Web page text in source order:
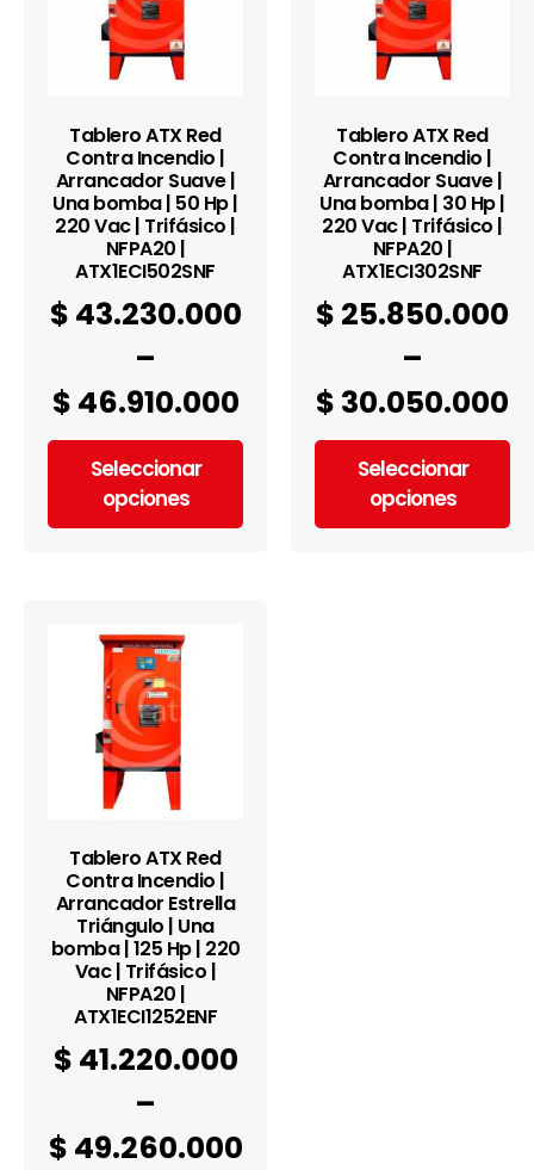
Tablero ATX Red
Contra Incendio |
Arrancador Suave |
Una bomba | 50 Hp |
220 Vac | Trifásico |
NFPA20 |
ATX1ECI502SNF
$ 43.230.000
–
$ 46.910.000
Seleccionar
opciones
Tablero ATX Red
Contra Incendio |
Arrancador Suave |
Una bomba | 30 Hp |
220 Vac | Trifásico |
NFPA20 |
ATX1ECI302SNF
$ 25.850.000
–
$ 30.050.000
Seleccionar
opciones
Tablero ATX Red
Contra Incendio |
Arrancador Estrella
Triángulo | Una
bomba | 125 Hp | 220
Vac | Trifásico |
NFPA20 |
ATX1ECI1252ENF
$ 41.220.000
–
$ 49.260.000